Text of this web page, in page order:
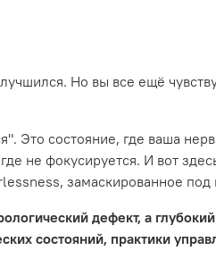
Но вы все ещё
Это состояние, где ваша
не фокусируется. И вот
замаскированное
дефект, а
состояний, практики